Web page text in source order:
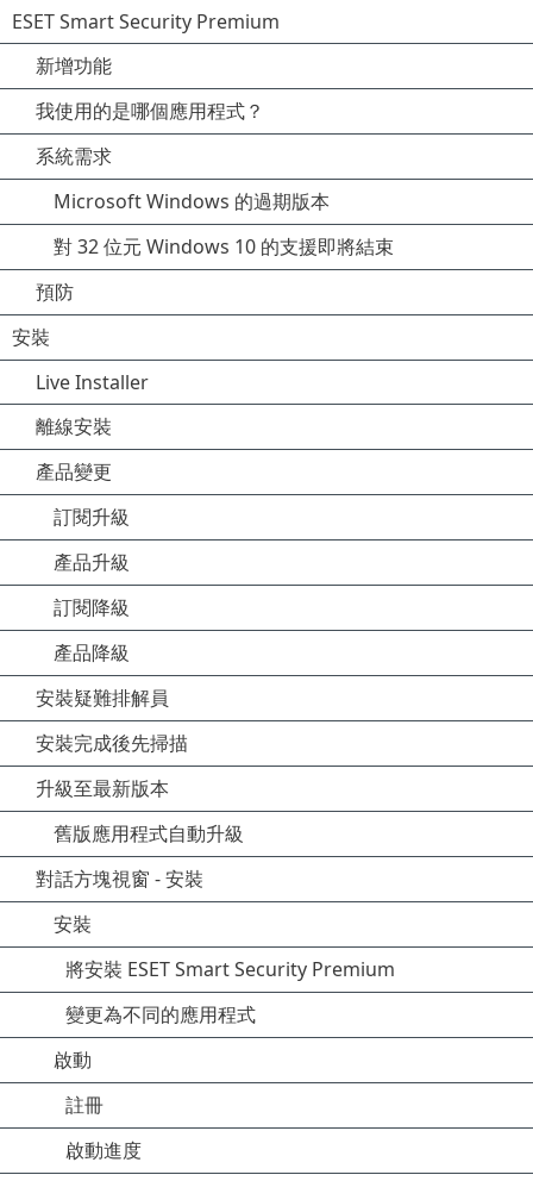
ESET Smart Security Premium
新增功能
我使用的是哪個應用程式？
系統需求
Microsoft Windows 的過期版本
對 32 位元 Windows 10 的支援即將結束
預防
安裝
Live Installer
離線安裝
產品變更
訂閱升級
產品升級
訂閱降級
產品降級
安裝疑難排解員
安裝完成後先掃描
升級至最新版本
舊版應用程式自動升級
對話方塊視窗 - 安裝
安裝
將安裝 ESET Smart Security Premium
變更為不同的應用程式
啟動
註冊
啟動進度